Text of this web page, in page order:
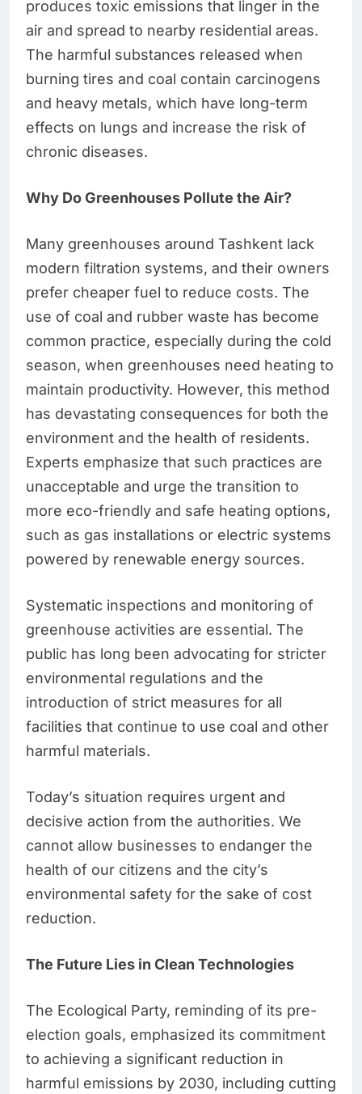
produces toxic emissions that linger in the
air and spread to nearby residential areas.
The harmful substances released when
burning tires and coal contain carcinogens
and heavy metals, which have long-term
effects on lungs and increase the risk of
chronic diseases.
Why Do Greenhouses Pollute the Air?
Many greenhouses around Tashkent lack
modern filtration systems, and their owners
prefer cheaper fuel to reduce costs. The
use of coal and rubber waste has become
common practice, especially during the cold
season, when greenhouses need heating to
maintain productivity. However, this method
has devastating consequences for both the
environment and the health of residents.
Experts emphasize that such practices are
unacceptable and urge the transition to
more eco-friendly and safe heating options,
such as gas installations or electric systems
powered by renewable energy sources.
Systematic inspections and monitoring of
greenhouse activities are essential. The
public has long been advocating for stricter
environmental regulations and the
introduction of strict measures for all
facilities that continue to use coal and other
harmful materials.
Today’s situation requires urgent and
decisive action from the authorities. We
cannot allow businesses to endanger the
health of our citizens and the city’s
environmental safety for the sake of cost
reduction.
The Future Lies in Clean Technologies
The Ecological Party, reminding of its pre-
election goals, emphasized its commitment
to achieving a significant reduction in
harmful emissions by 2030, including cutting